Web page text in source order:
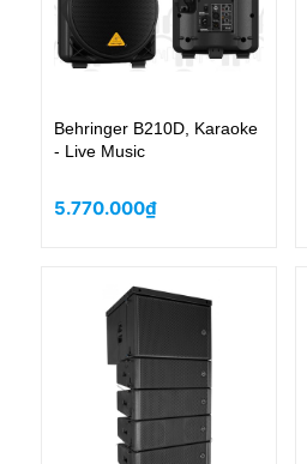
Behringer B210D, Karaoke
- Live Music
5.770.000₫